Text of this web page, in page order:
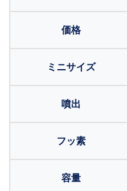
価格
ミニサイズ
噴出
フッ素
容量